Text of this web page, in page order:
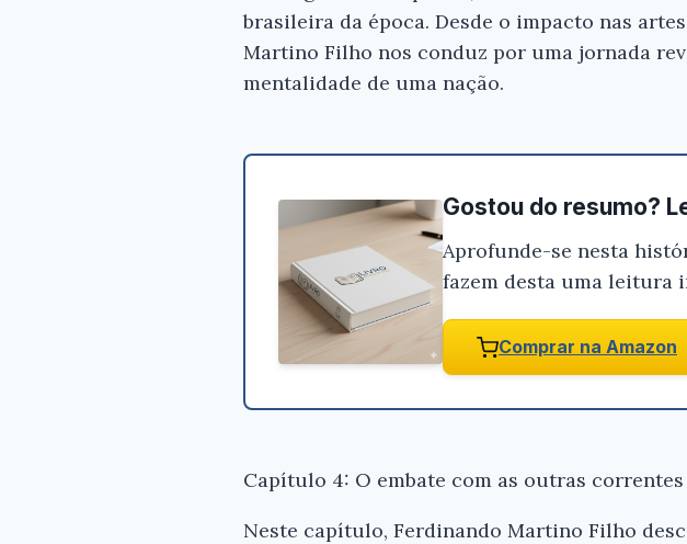
brasileira da época. Desde o impacto nas
Martino Filho nos conduz por uma jornada
mentalidade de uma nação.
Gostou do resumo?
Aprofunde-se nesta
fazem desta uma leitura
Comprar na Amazon
Capítulo 4: O embate com as outras
Neste capítulo, Ferdinando Martino Filho